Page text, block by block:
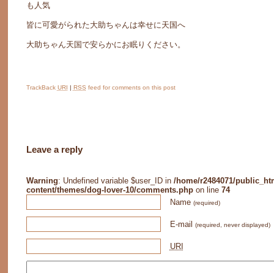
も人気
皆に可愛がられた大助ちゃんは幸せに天国へ
大助ちゃん天国で安らかにお眠りください。
TrackBack URI | RSS feed for comments on this post
Leave a reply
Warning: Undefined variable $user_ID in /home/r2484071/
content/themes/dog-lover-10/comments.phpon line 74
Name (required)
E-mail (required, never displayed)
URI